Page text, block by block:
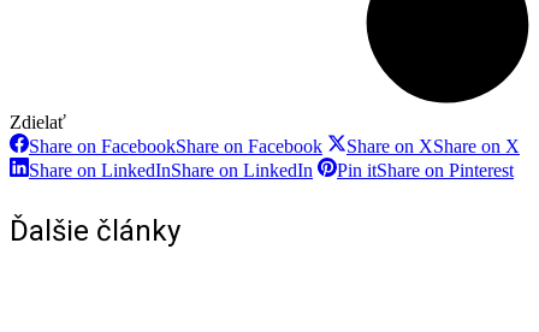
Zdielať
Share on FacebookShare on Facebook Share on XShare on X
Share on LinkedInShare on LinkedIn Pin itShare on Pinterest
Ďalšie články